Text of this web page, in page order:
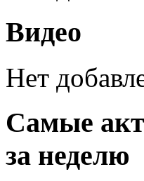
Видео
Нет
Самые
за неделю